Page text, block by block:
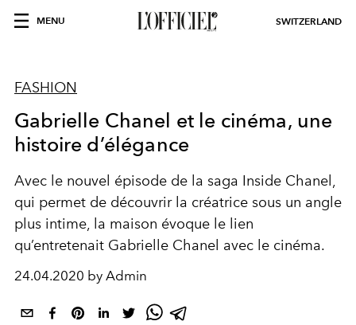
MENU SWITZERLAND
FASHION
Gabrielle Chanel et le cinéma, une
histoire d’élégance
Avec le nouvel épisode de la saga Inside Chanel,
qui permet de découvrir la créatrice sous un angle
plus intime, la maison évoque le lien
qu’entretenait Gabrielle Chanel avec le cinéma.
24.04.2020 by Admin